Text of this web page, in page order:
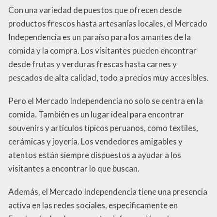
Con una variedad de puestos que ofrecen desde
productos frescos hasta artesanías locales, el Mercado
Independencia es un paraíso para los amantes de la
comida y la compra. Los visitantes pueden encontrar
desde frutas y verduras frescas hasta carnes y
pescados de alta calidad, todo a precios muy accesibles.
Pero el Mercado Independencia no solo se centra en la
comida. También es un lugar ideal para encontrar
souvenirs y artículos típicos peruanos, como textiles,
cerámicas y joyería. Los vendedores amigables y
atentos están siempre dispuestos a ayudar a los
visitantes a encontrar lo que buscan.
Además, el Mercado Independencia tiene una presencia
activa en las redes sociales, específicamente en